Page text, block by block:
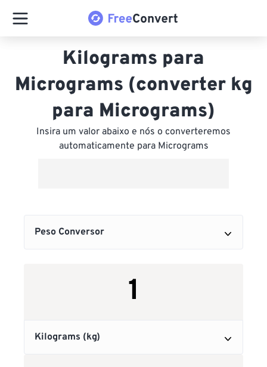
Kilograms para
Micrograms (converter kg
para Micrograms)
Insira um valor abaixo e nós o converteremos
automaticamente para Micrograms